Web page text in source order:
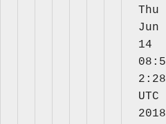
Thu
Jun
14
08:5
2:28
UTC
2018